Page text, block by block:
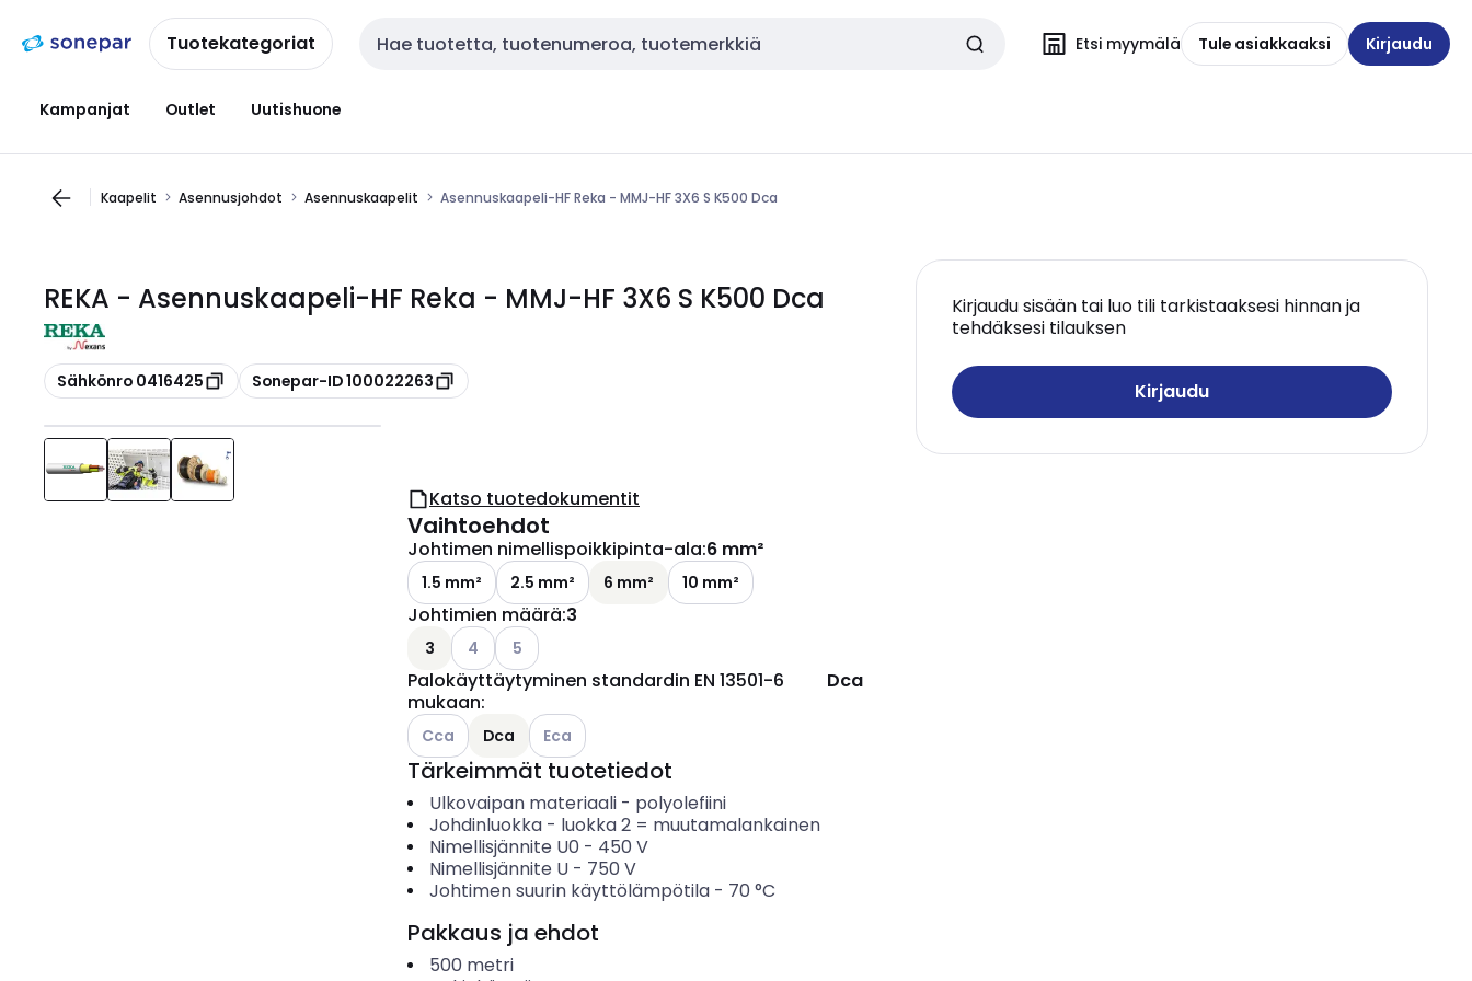
navigointiinsisältöönTuotekategoriat Haku Etsi myymälä Tule asiakkaaksi Kirjaudu
Kampanjat Outlet Uutishuone
Kaapelit Asennusjohdot Asennuskaapelit Asennuskaapeli-HF Reka - MMJ-HF 3X6 S K500 Dca
REKA - Asennuskaapeli-HF Reka - MMJ-HF 3X6 S K500 Dca
Kopioi
Sähkönro 0416425 Kopioi
Sonepar-ID 100022263
Kirjaudu sisään tai luo tili tarkistaaksesi hinnan ja
tehdäksesi tilauksen
Kirjaudu
Katso tuotedokumentit
Vaihtoehdot
Johtimen nimellispoikkipinta-ala:6 mm²
1.5 mm² 2.5 mm² 6 mm² 10 mm²
Johtimien määrä:3
3 Katso käytettävissä olevat vaihtoehdot
4 Katso käytettävissä olevat vaihtoehdot
5
Palokäyttäytyminen standardin EN 13501-6
mukaan:
Dca
Katso käytettävissä olevat vaihtoehdot
Cca Dca Katso käytettävissä olevat vaihtoehdot
Eca
Tärkeimmät tuotetiedot
Ulkovaipan materiaali- polyolefiini
Johdinluokka- luokka 2 = muutamalankainen
Nimellisjännite U0 - 450 V
Nimellisjännite U- 750 V
Johtimen suurin käyttölämpötila- 70 °C
Pakkaus ja ehdot
500 metri